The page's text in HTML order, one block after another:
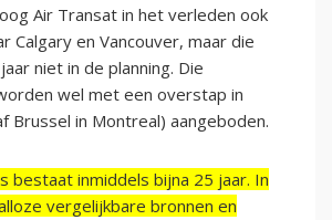
Air Transat in het verleden ook
Calgary en Vancouver, maar die
niet in de planning. Die
wel met een overstap in
Brussel in Montreal) aangeboden.
bestaat inmiddels bijna 25 jaar. In
vergelijkbare bronnen en